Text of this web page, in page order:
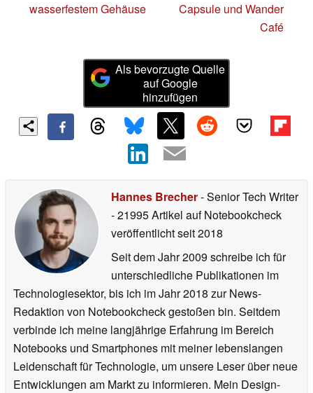
wasserfestem Gehäuse
Capsule und Wander
Café
Als bevorzugte Quelle
auf Google
hinzufügen
Hannes Brecher- Senior Tech Writer
- 21995 Artikel auf Notebookcheck
veröffentlichtseit 2018
Seit dem Jahr 2009 schreibe ich für
unterschiedliche Publikationen im
Technologiesektor, bis ich im Jahr 2018 zur News-
Redaktion von Notebookcheck gestoßen bin. Seitdem
verbinde ich meine langjährige Erfahrung im Bereich
Notebooks und Smartphones mit meiner lebenslangen
Leidenschaft für Technologie, um unsere Leser über neue
Entwicklungen am Markt zu informieren. Mein Design-